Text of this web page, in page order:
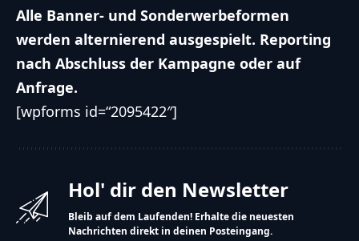
Alle Banner- und Sonderwerbeformen
werden alternierend ausgespielt. Reporting
nach Abschluss der Kampagne oder auf
Anfrage.
[wpforms id=“2095422″]
Hol' dir den Newsletter
Bleib auf dem Laufenden! Erhalte die neuesten
Nachrichten direkt in deinen Posteingang.